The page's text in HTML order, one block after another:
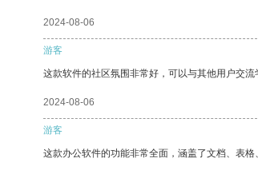
2024-08-06
游客
这款软件的社区氛围非常好，可以与其他用户交流
2024-08-06
游客
这款办公软件的功能非常全面，涵盖了文档、表